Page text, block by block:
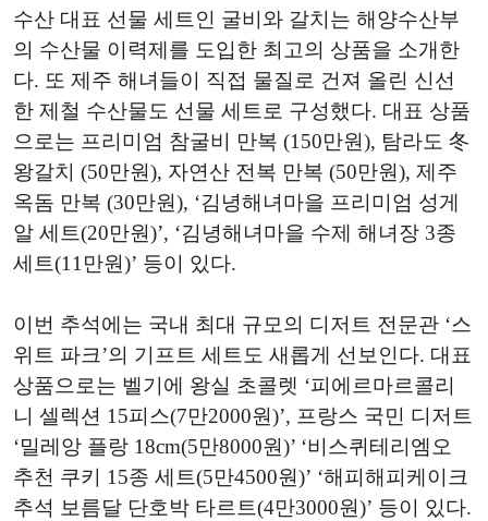
수산 대표 선물 세트인 굴비와 갈치는 해양수산부
의 수산물 이력제를 도입한 최고의 상품을 소개한
다. 또 제주 해녀들이 직접 물질로 건져 올린 신선
한 제철 수산물도 선물 세트로 구성했다. 대표 상품
으로는 프리미엄 참굴비 만복 (150만원), 탐라도 冬
왕갈치 (50만원), 자연산 전복 만복 (50만원), 제주
옥돔 만복 (30만원), ‘김녕해녀마을 프리미엄 성게
알 세트(20만원)’, ‘김녕해녀마을 수제 해녀장 3종
세트(11만원)’ 등이 있다.
이번 추석에는 국내 최대 규모의 디저트 전문관 ‘스
위트 파크’의 기프트 세트도 새롭게 선보인다. 대표
상품으로는 벨기에 왕실 초콜렛 ‘피에르마르콜리
니 셀렉션 15피스(7만2000원)’, 프랑스 국민 디저트
‘밀레앙 플랑 18cm(5만8000원)’ ‘비스퀴테리엠오
추천 쿠키 15종 세트(5만4500원)’ ‘해피해피케이크
추석 보름달 단호박 타르트(4만3000원)’ 등이 있다.